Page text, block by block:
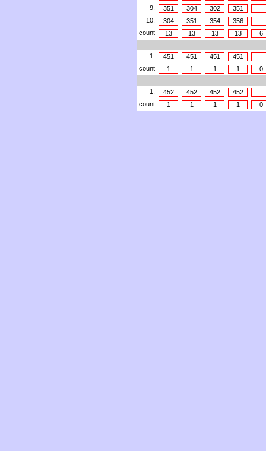
9.
351 304 302
351
10.
304 351 354
356
count
13 13 13 13 6
1. 451 451 451
451
count
1 1 1 1 0
1. 452 452 452
452
count
1 1 1 1 0